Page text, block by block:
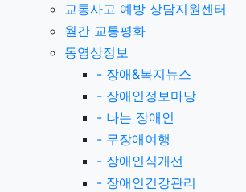
교통사고 예방 상담지원센터
월간 교통평화
동영상정보
- 장애&복지뉴스
- 장애인정보마당
- 나는 장애인
- 무장애여행
- 장애인식개선
- 장애인건강관리